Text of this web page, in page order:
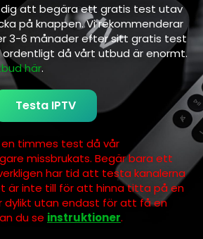
dig att begära ett gratis test utav
på knappen. Vi rekommenderar
3-6 månader efter sitt gratis test
då vårt utbud är enormt.
här.
Testa IPTV
timmes test då vår
missbrukats. Begär bara ett
har tid att testa kanalerna
är inte till för att hinna titta på en
dylikt utan endast för att få en
du se instruktioner.